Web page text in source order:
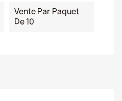
Vente Par Paquet
De 10